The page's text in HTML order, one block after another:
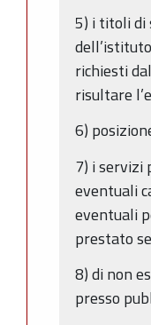
5) i titoli di
richiesti
risultare
6)
7) i servizi
eventuali
eventuali
prestato
8) di non
presso